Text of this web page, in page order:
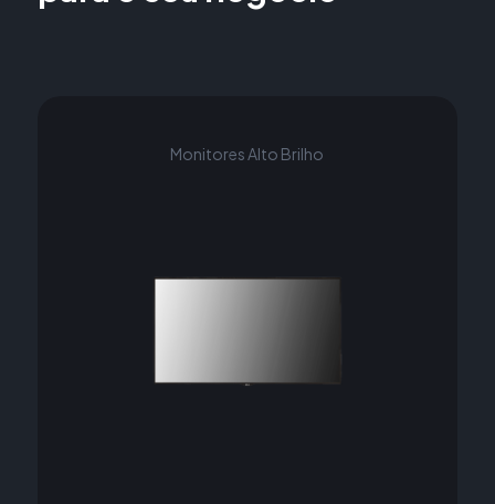
Monitores Alto Brilho